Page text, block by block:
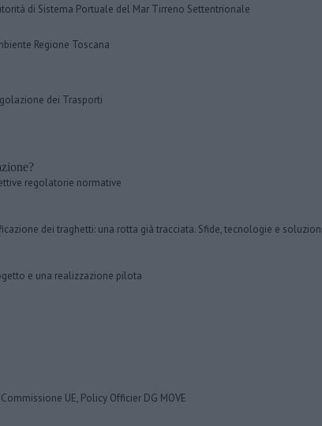
di Sistema Portuale del Mar Tirreno Settentrionale
Regione Toscana
dei Trasporti
regolatorie normative
dei traghetti: una rotta già tracciata. Sfide, tecnologie e soluzioni
e una realizzazione pilota
Commissione UE, Policy Officier DG MOVE